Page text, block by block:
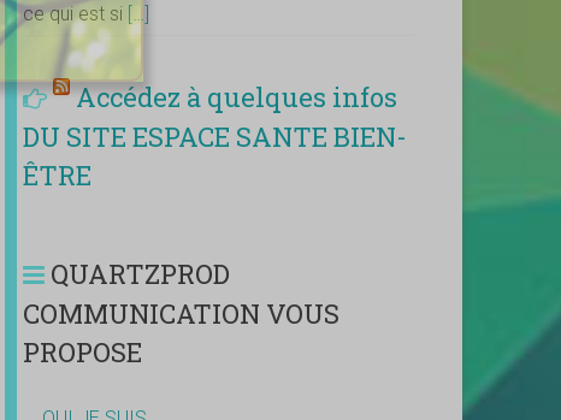
ce qui est si […]
Accédez à quelques infos
DU SITE ESPACE SANTE BIEN-
ÊTRE
QUARTZPROD
COMMUNICATION VOUS
PROPOSE